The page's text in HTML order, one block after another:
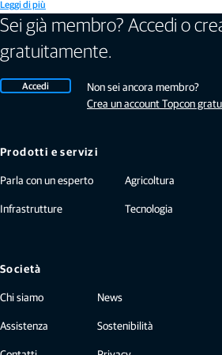
Leggi di più
Sei già membro? Accedi o
gratuitamente.
Accedi
Non sei ancora membro?
Crea un account Topcon
Prodotti e servizi
Parla con un esperto
Infrastrutture
Agricoltura
Tecnologia
Società
Chi siamo
Assistenza
News
Sostenibilità